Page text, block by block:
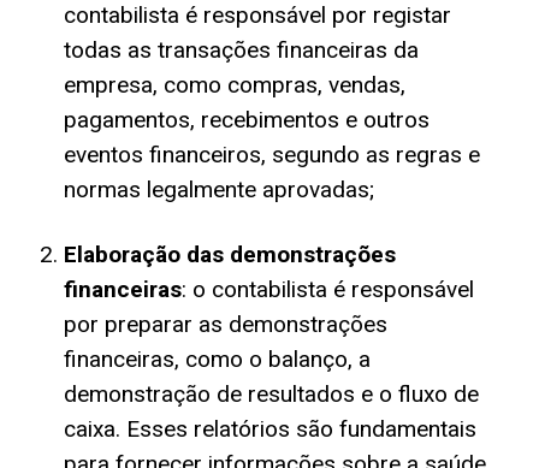
contabilista é responsável por registar
todas as transações financeiras da
empresa, como compras, vendas,
pagamentos, recebimentos e outros
eventos financeiros, segundo as regras e
normas legalmente aprovadas;
Elaboração das demonstrações
financeiras: o contabilista é responsável
por preparar as demonstrações
financeiras, como o balanço, a
demonstração de resultados e o fluxo de
caixa. Esses relatórios são fundamentais